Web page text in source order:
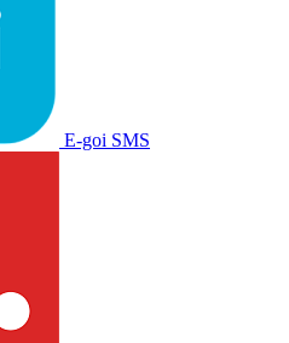
E-goi SMS